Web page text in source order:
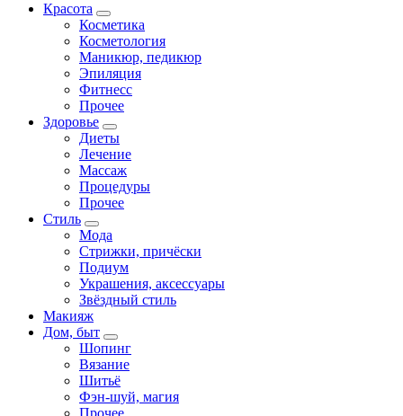
Красота
Косметика
Косметология
Маникюр, педикюр
Эпиляция
Фитнесс
Прочее
Здоровье
Диеты
Лечение
Массаж
Процедуры
Прочее
Стиль
Мода
Стрижки, причёски
Подиум
Украшения, аксессуары
Звёздный стиль
Макияж
Дом, быт
Шопинг
Вязание
Шитьё
Фэн-шуй, магия
Прочее